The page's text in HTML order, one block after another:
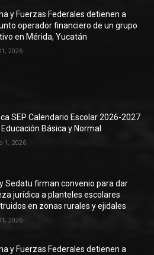
y Fuerzas Federales detienen a
operador financiero de un grupo
en Mérida, Yucatán
2026
SEP Calendario Escolar 2026-2027
Básica y Normal
1, 2026
Sedatu firman convenio para dar
jurídica a planteles escolares
en zonas rurales y ejidales
2026
y Fuerzas Federales detienen a